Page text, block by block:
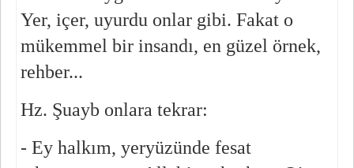
Yer, içer, uyurdu onlar gibi. Fakat o
mükemmel bir insandı, en güzel örnek,
rehber...
Hz. Şuayb onlara tekrar:
- Ey halkım, yeryüzünde fesat